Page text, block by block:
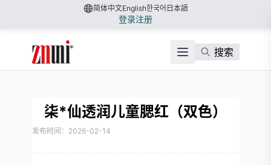
简体中文English한국어 日本語
登录注册
搜索
柒*仙透润儿童腮红（双色）
发布时间：2026-02-14